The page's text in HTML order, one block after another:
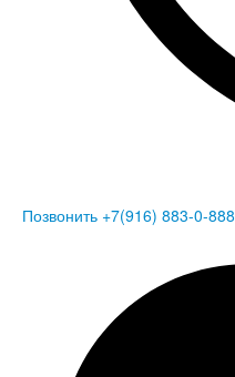
Позвонить +7(916) 883-0-888